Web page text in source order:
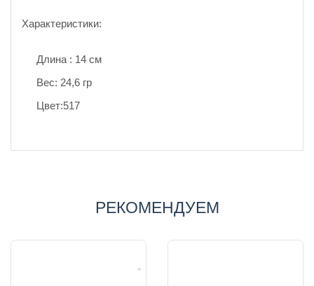
Характеристики:
Длина : 14 см
Вес: 24,6 гр
Цвет:517
РЕКОМЕНДУЕМ